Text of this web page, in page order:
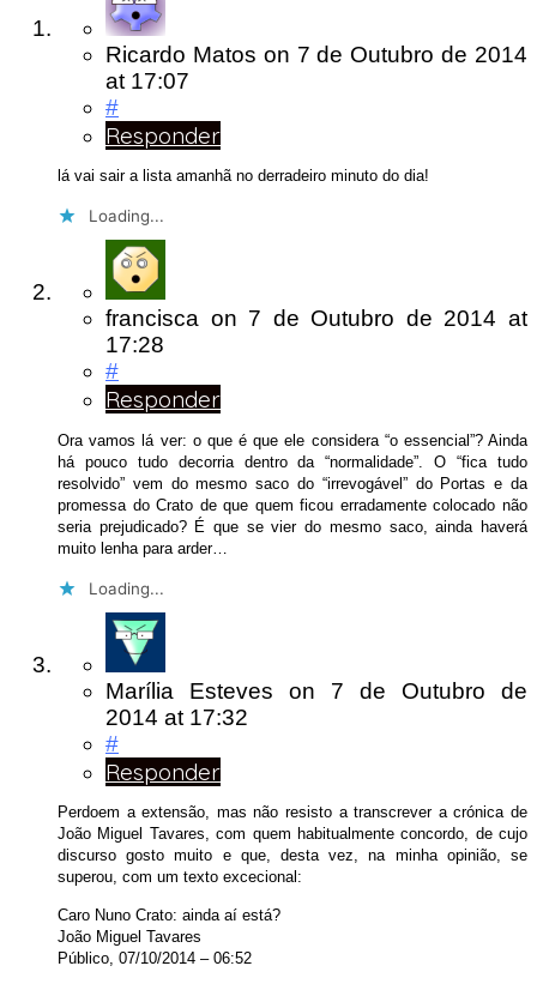
Ricardo Matos on 7 de Outubro de 2014
at 17:07
#
Responder
lá vai sair a lista amanhã no derradeiro minuto do dia!
Loading...
francisca on 7 de Outubro de 2014at
17:28
#
Responder
Ora vamos lá ver: o que é que ele considera “o essencial”? Ainda
há pouco tudo decorria dentro da “normalidade”. O “fica tudo
resolvido” vem do mesmo saco do “irrevogável” do Portas e da
promessa do Crato de que quem ficou erradamente colocado não
seria prejudicado? É que se vier do mesmo saco, ainda haverá
muito lenha para arder…
Loading...
Marília Esteves on 7 de Outubro de
2014 at 17:32
#
Responder
Perdoem a extensão, mas não resisto a transcrever a crónica de
João Miguel Tavares, com quem habitualmente concordo, de cujo
discurso gosto muito e que, desta vez, na minha opinião, se
superou, com um texto excecional:
Caro Nuno Crato: ainda aí está?
João Miguel Tavares
Público, 07/10/2014 – 06:52